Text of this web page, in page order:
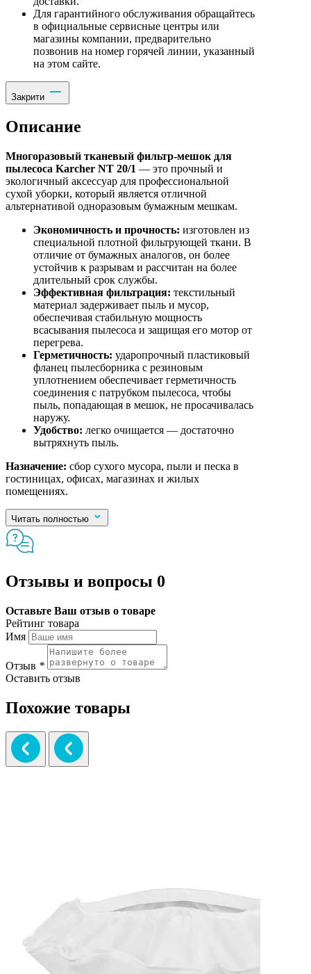
Для гарантийного обслуживания обращайтесь
в официальные сервисные центры или
магазины компании, предварительно
позвонив на номер горячей линии, указанный
на этом сайте.
Закрити
Описание
Многоразовый тканевый фильтр-мешок для
пылесоса Karcher NT 20/1 — это прочный и
экологичный аксессуар для профессиональной
сухой уборки, который является отличной
альтернативой одноразовым бумажным мешкам.
Экономичность и прочность: изготовлен из
специальной плотной фильтрующей ткани. В
отличие от бумажных аналогов, он более
устойчив к разрывам и рассчитан на более
длительный срок службы.
Эффективная фильтрация: текстильный
материал задерживает пыль и мусор,
обеспечивая стабильную мощность
всасывания пылесоса и защищая его мотор от
перегрева.
Герметичность: ударопрочный пластиковый
фланец пылесборника с резиновым
уплотнением обеспечивает герметичность
соединения с патрубком пылесоса, чтобы
пыль, попадающая в мешок, не просачивалась
наружу.
Удобство: легко очищается — достаточно
вытряхнуть пыль.
Назначение: сбор сухого мусора, пыли и песка в
гостиницах, офисах, магазинах и жилых
помещениях.
Читать полностью
Отзывы и вопросы 0
Оставьте Ваш отзыв о товаре
Рейтинг товара
Имя
Отзыв *
Оставить отзыв
Похожие товары